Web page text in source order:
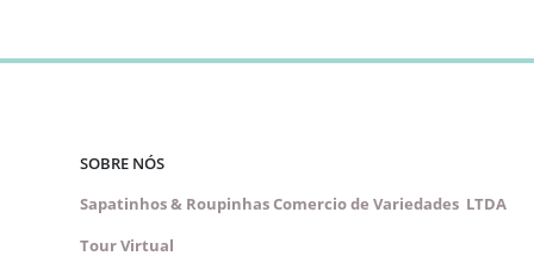
SOBRE NÓS
Sapatinhos & Roupinhas Comercio de Variedades LTDA
Tour Virtual